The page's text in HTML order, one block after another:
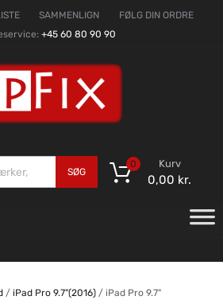
SAMMENLIGN
FØLG DIN ORDRE
+45 60 80 90 90
SØG
Kurv
0,00 kr.
0
/ iPad Pro 9.7"(2016)/ iPad Pro 9.7"